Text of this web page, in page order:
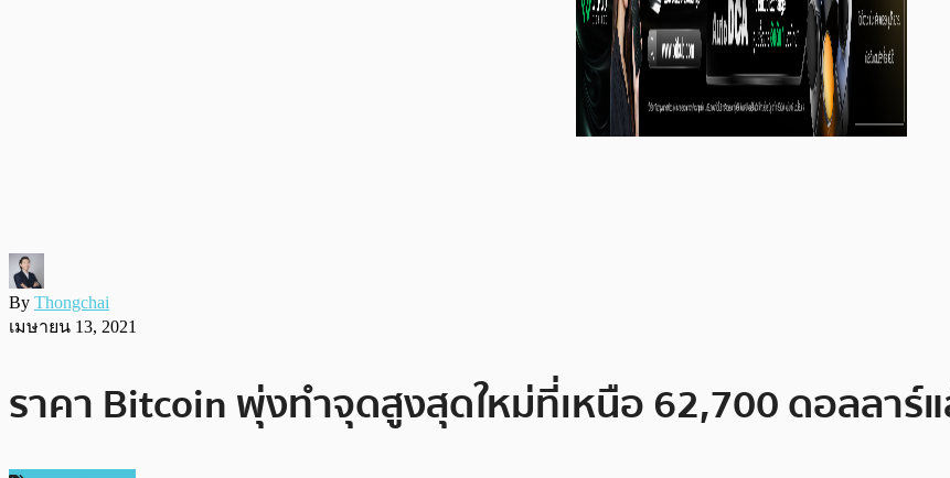
By Thongchai
เมษายน 13, 2021
ราคา Bitcoin พุ่งทำจุดสูงสุดใหม่ที่เหนือ 62,700 ดอลลา